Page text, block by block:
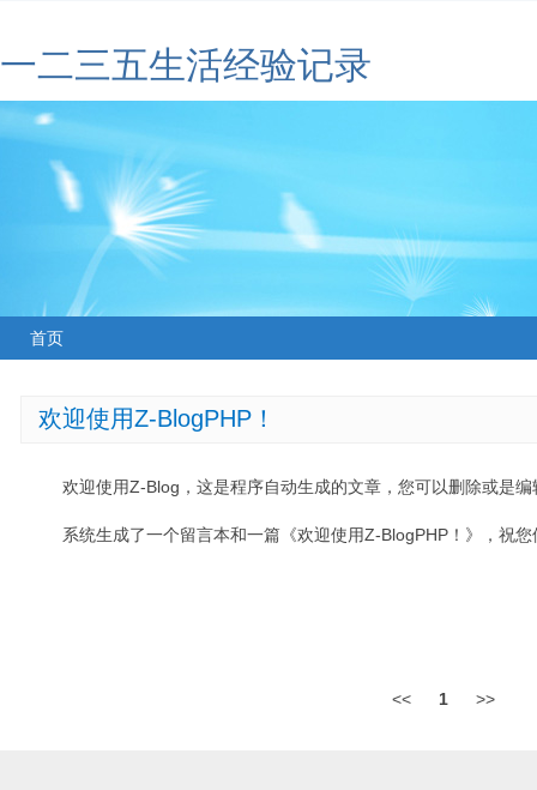
一二三五生活经验记录
首页
欢迎使用Z-BlogPHP！
欢迎使用Z-Blog，这是程序自动生成的文章，您可以删除或是编
系统生成了一个留言本和一篇《欢迎使用Z-BlogPHP！》，祝
<< 1 >>